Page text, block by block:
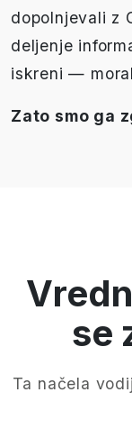
dopolnjevali z
deljenje
iskreni —
Zato smo ga
se
Ta načela